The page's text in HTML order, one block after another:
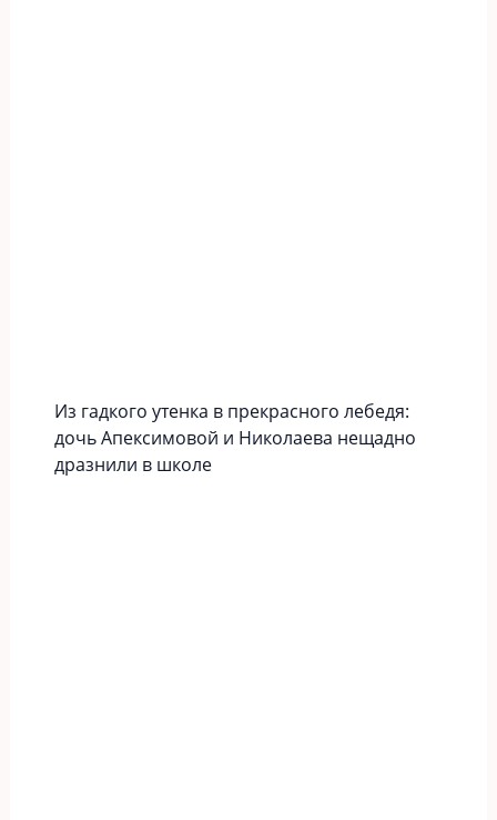
Из гадкого утенка в прекрасного лебедя:
дочь Апексимовой и Николаева нещадно
дразнили в школе